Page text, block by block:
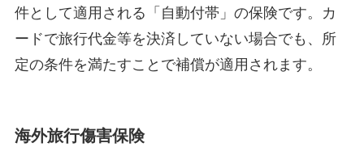
件として適用される「自動付帯」の保険です。カ
ードで旅行代金等を決済していない場合でも、所
定の条件を満たすことで補償が適用されます。
海外旅行傷害保険